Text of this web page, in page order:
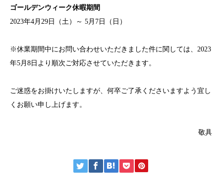
ゴールデンウィーク休暇期間
2023年4月29日（土）～ 5月7日（日）
※休業期間中にお問い合わせいただきました件に関しては、2023
年5月8日より順次ご対応させていただきます。
ご迷惑をお掛けいたしますが、何卒ご了承くださいますよう宜し
くお願い申し上げます。
敬具